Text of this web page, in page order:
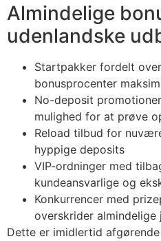
panel
panel
panel
panel
panel
panel
panel
panel
panel
Almindelige
udenlandske
Startpakker fordelt
bonusprocenter
No-deposit
mulighed for at prøve
Reload tilbud for
hyppige deposits
VIP-ordninger med
kundeansvarlige og
Konkurrencer med
overskrider
Dette er imidlertid